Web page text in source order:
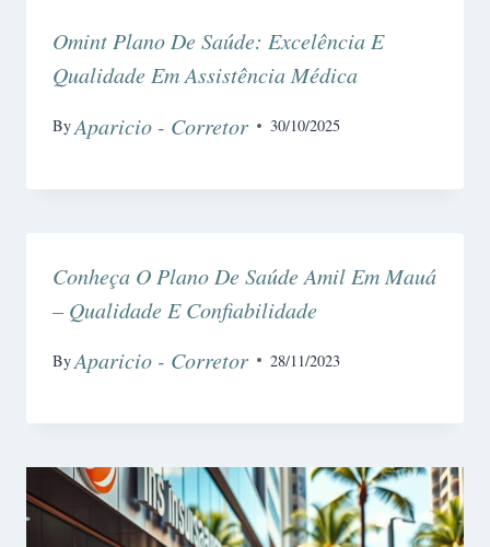
Omint Plano De Saúde: Excelência E
Qualidade Em Assistência Médica
ByAparicio - Corretor 30/10/2025
Conheça O Plano De Saúde Amil Em Mauá
– Qualidade E Confiabilidade
ByAparicio - Corretor 28/11/2023